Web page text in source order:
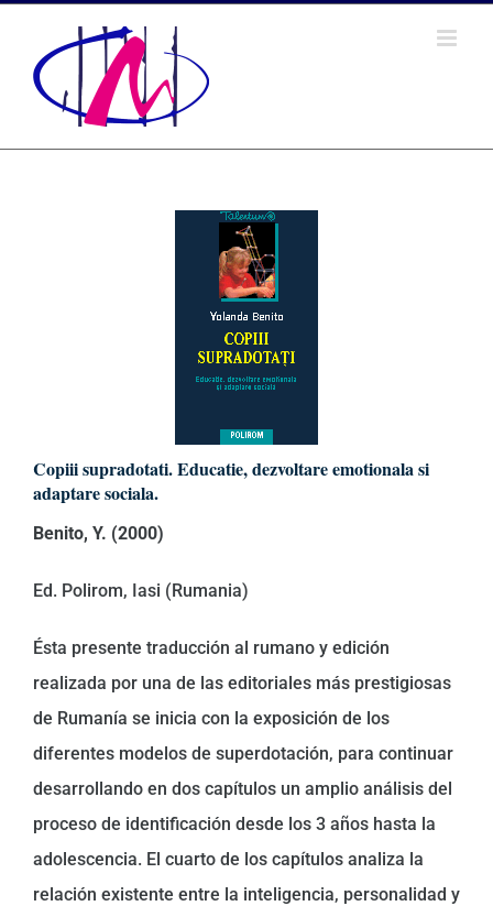
contenido
Copiii supradotati. Educatie, dezvoltare emotionala si
adaptare sociala.
Benito, Y. (2000)
Ed. Polirom, Iasi (Rumania)
Ésta presente traducción al rumano y edición
realizada por una de las editoriales más prestigiosas
de Rumanía se inicia con la exposición de los
diferentes modelos de superdotación, para continuar
desarrollando en dos capítulos un amplio análisis del
proceso de identificación desde los 3 años hasta la
adolescencia. El cuarto de los capítulos analiza la
relación existente entre la inteligencia, personalidad y